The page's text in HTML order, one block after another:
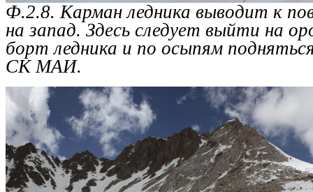
Ф.2.8. Карман ледника выводит к
на запад. Здесь следует выйти на
борт ледника и по осыпям
СК МАИ.